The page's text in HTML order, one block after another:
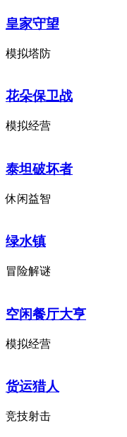
皇家守望
模拟塔防
花朵保卫战
模拟经营
泰坦破坏者
休闲益智
绿水镇
冒险解谜
空闲餐厅大亨
模拟经营
货运猎人
竞技射击